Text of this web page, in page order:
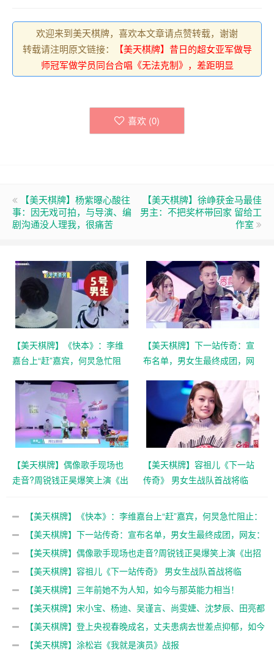
欢迎来到美天棋牌，喜欢本文章请点赞转载，谢谢
转载请注明原文链接：
【美天棋牌】昔日的超女亚军做导
师冠军做学员同台合唱《无法克制》，差距明显
喜欢 (0)
【美天棋牌】杨紫曝心酸往
事：因无戏可拍，与导演、编
剧沟通没人理我，很痛苦
【美天棋牌】徐峥获金马最佳
男主：不把奖杯带回家 留给工
作室
【美天棋牌】《快本》：李维
嘉台上“赶”嘉宾，何炅急忙阻
【美天棋牌】下一站传奇：宣
布名单，男女生最终成团，网
【美天棋牌】偶像歌手现场也
走音?周锐钱正昊爆笑上演《出
【美天棋牌】容祖儿《下一站
传奇》 男女生战队首战将临
【美天棋牌】《快本》：李维嘉台上“赶”嘉宾，何炅急忙阻止：
“别别别！”
【美天棋牌】下一站传奇：宣布名单，男女生最终成团，网友：
突如其来的违和感
【美天棋牌】偶像歌手现场也走音?周锐钱正昊爆笑上演《出招
吧!番番》【美天棋牌】容祖儿《下一站传奇》 男女生战队首战将临
【美天棋牌】三年前她不为人知，如今与那英能力相当！
【美天棋牌】宋小宝、杨迪、吴谨言、尚雯婕、沈梦辰、田亮都
帮不了他？太差了
【美天棋牌】登上央视春晚成名，丈夫患病去世差点抑郁，如今
二婚收获幸福
【美天棋牌】涂松岩《我就是演员》战报